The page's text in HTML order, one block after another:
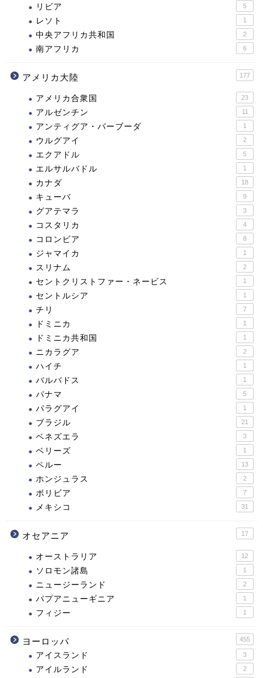
リビア 5
レソト 1
中央アフリカ共和国 2
南アフリカ 6
アメリカ大陸 177
アメリカ合衆国 23
アルゼンチン 11
アンティグア・バーブーダ 1
ウルグアイ 2
エクアドル 5
エルサルバドル 1
カナダ 18
キューバ 9
グアテマラ 3
コスタリカ 4
コロンビア 8
ジャマイカ 1
スリナム 2
セントクリストファー・ネービス 1
セントルシア 1
チリ 7
ドミニカ 1
ドミニカ共和国 1
ニカラグア 2
ハイチ 1
バルバドス 1
パナマ 5
パラグアイ 1
ブラジル 21
ベネズエラ 3
ベリーズ 1
ペルー 13
ホンジュラス 2
ボリビア 7
メキシコ 31
オセアニア 17
オーストラリア 12
ソロモン諸島 1
ニュージーランド 2
パプアニューギニア 1
フィジー 1
ヨーロッパ 455
アイスランド 3
アイルランド 2